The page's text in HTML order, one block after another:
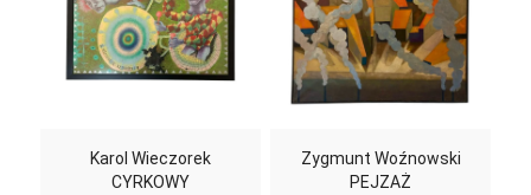
Karol Wieczorek
CYRKOWY
Zygmunt Woźnowski
PEJZAŻ